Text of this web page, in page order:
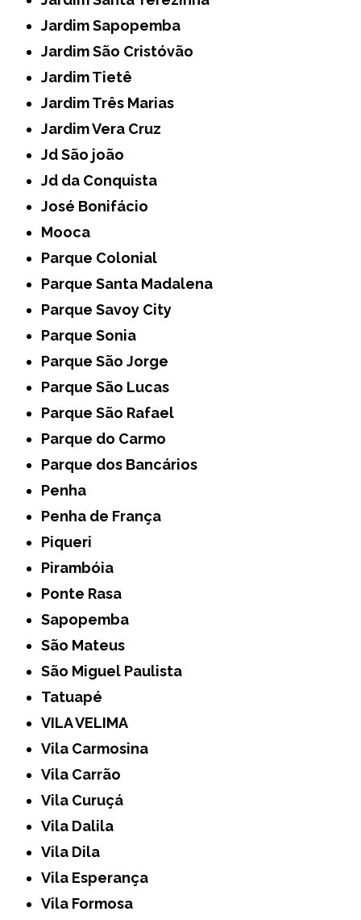
Jardim Sapopemba
Jardim São Cristóvão
Jardim Tietê
Jardim Três Marias
Jardim Vera Cruz
Jd São joão
Jd da Conquista
José Bonifácio
Mooca
Parque Colonial
Parque Santa Madalena
Parque Savoy City
Parque Sonia
Parque São Jorge
Parque São Lucas
Parque São Rafael
Parque do Carmo
Parque dos Bancários
Penha
Penha de França
Piqueri
Pirambóia
Ponte Rasa
Sapopemba
São Mateus
São Miguel Paulista
Tatuapé
VILA VELIMA
Vila Carmosina
Vila Carrão
Vila Curuçá
Vila Dalila
Vila Dila
Vila Esperança
Vila Formosa